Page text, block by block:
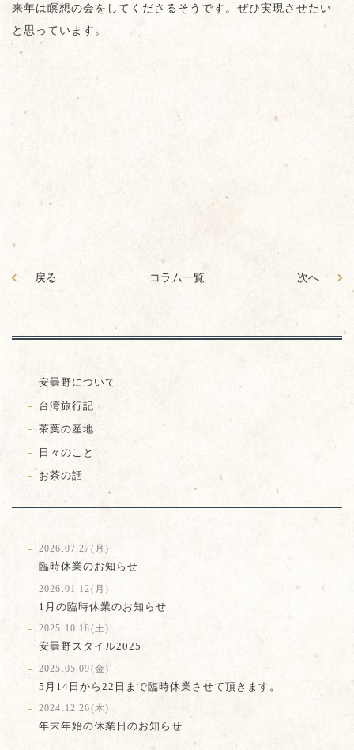
来年は瞑想の会をしてくださるそうです。ぜひ実現させたい
と思っています。
戻る コラム一覧 次へ
安曇野について
台湾旅行記
茶葉の産地
日々のこと
お茶の話
2026.07.27(月)
臨時休業のお知らせ
2026.01.12(月)
1月の臨時休業のお知らせ
2025.10.18(土)
安曇野スタイル2025
2025.05.09(金)
5月14日から22日まで臨時休業させて頂きます。
2024.12.26(木)
年末年始の休業日のお知らせ